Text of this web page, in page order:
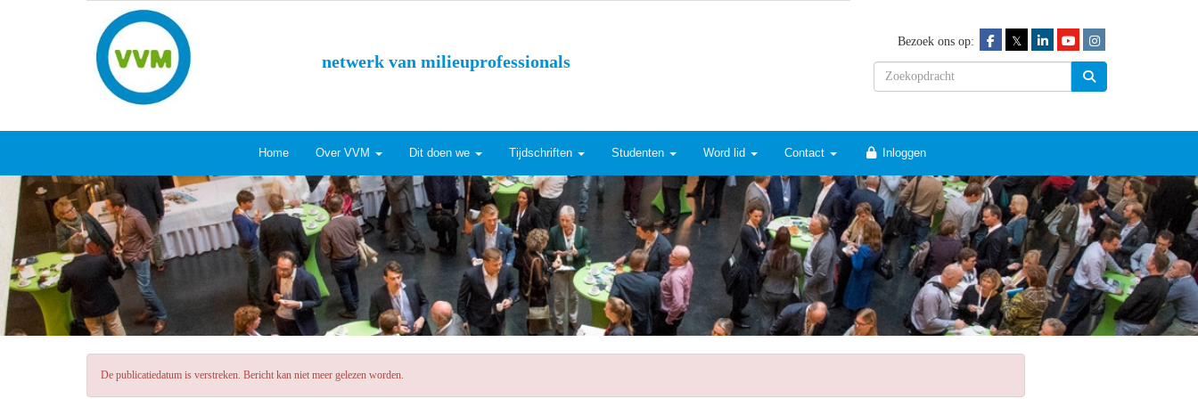
netwerk van milieuprofessionals
Bezoek ons op: 𝕏
Home Over VVM Dit doen we Tijdschriften Studenten Word lid Contact Inloggen
De publicatiedatum is verstreken. Bericht kan niet meer gelezen worden.